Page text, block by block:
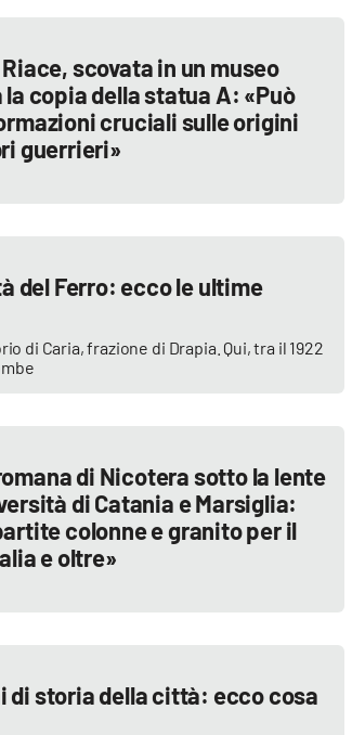
scovata in un museo
la copia della statua A: «Può
cruciali sulle origini
guerrieri»
del Ferro: ecco le ultime
di Caria, frazione di Drapia. Qui, tra il 1922
di Nicotera sotto la lente
di Catania e Marsiglia:
colonne e granito per il
e oltre»
di storia della città: ecco cosa